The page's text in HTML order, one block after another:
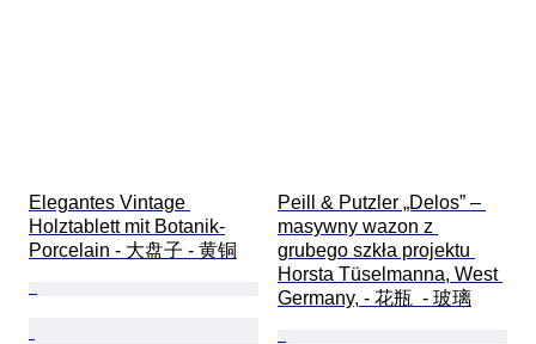
Elegantes Vintage
Holztablett mit Botanik-
Porcelain - 大盘子 - 黄铜
Peill & Putzler „Delos” –
masywny wazon z
grubego szkła projektu
Horsta Tüselmanna, West
Germany, - 花瓶  - 玻璃